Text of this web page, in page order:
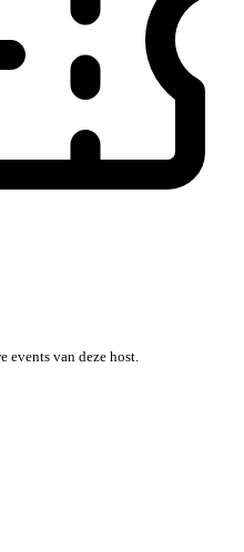
van deze host.